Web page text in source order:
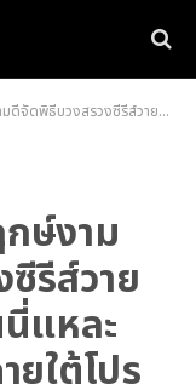
ละท่านขุนที่สวยที่สุด” ภายใต้โปรเจกต์ CHANGE2561 ORIGINAL
ษ์งาม
รีส์วาย
แหละ
ใต้โปร